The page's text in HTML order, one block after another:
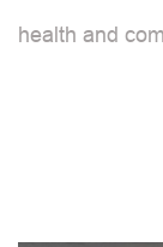
health and